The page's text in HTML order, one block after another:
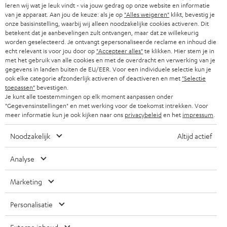
r
i
e
f
BLUETOOTH
KOPTELEFOONS
BLUETOOTH KOPTELEFOONS
COMPLETE SETS
SPEAKERS
FANSHOP
NIEUWKOMERS
PARTNERPROGRAMMA
BLOG
NEWSLETTER
STORES
TEUFEL VOORDELEN
TEUFEL STORY
MANAGEMENT
DUURZAAMHEID
NORMEN EN WAARDES
STUDENTENKORTING
ZWITSERLAND
NEDERLAND
BELGIË
FRANKRIJK
SPANJE
ITALIË
'Kennelijke' (typ)fouten voorbehouden. De op de foto's afgebeelde
accessoires zijn niet bij de levering inbegrepen. Eventuele
verwijderingskosten voor batterijen zijn bij de prijs inbegrepen.
leren wij wat je leuk vindt - via jouw gedrag op onze website en informatie
van je apparaat. Aan jou de keuze: als je op "Alles weigeren" klikt, bevestig je
onze basisinstelling, waarbij wij alleen noodzakelijke cookies activeren. Dit
betekent dat je aanbevelingen zult ontvangen, maar dat ze willekeurig
worden geselecteerd. Je ontvangt gepersonaliseerde reclame en inhoud die
echt relevant is voor jou door op "Accepteer alles"te klikken. Hier stem je in
met het gebruik van alle cookies en met de overdracht en verwerking van je
gegevens in landen buiten de EU/EER. Voor een individuele selectie kun je
ook elke categorie afzonderlijk activeren of deactiveren en met "Selectie
toepassen" bevestigen.
Je kunt alle toestemmingen op elk moment aanpassen onder
"Gegevensinstellingen" en met werking voor de toekomst intrekken. Voor
meer informatie kun je ook kijken naar ons privacybeleiden het impressum
Noodzakelijk Altijd actief
Analyse
Marketing
Personalisatie